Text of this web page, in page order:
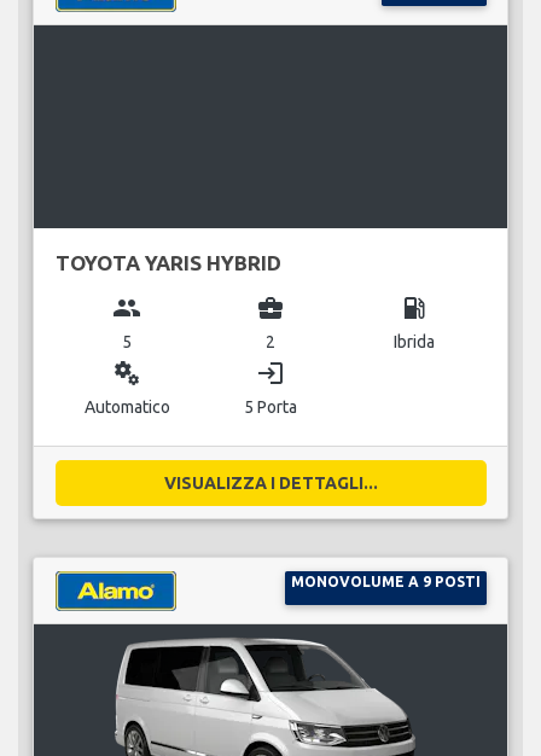
TOYOTA YARIS HYBRID
group
5
business_center
2
local_gas_station
Ibrida
miscellaneous_services
Automatico
login
5 Porta
VISUALIZZA I DETTAGLI...
MONOVOLUME A 9 POSTI